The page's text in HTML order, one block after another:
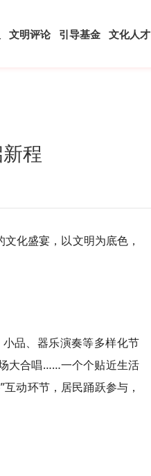
文明评论 引导基金 文化人才
程
化盛宴，以文明为底色，
品、器乐演奏等多样化节
大合唱……一个个贴近生活
动环节，居民踊跃参与，